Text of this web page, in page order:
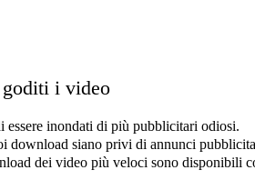
goditi i video
essere inondati di più pubblicitari odiosi.
download siano privi di annunci
dei video più veloci sono disponibili